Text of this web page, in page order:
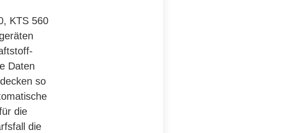
KTS 560
Daten
so
die
die